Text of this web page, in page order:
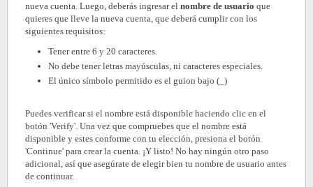
nueva cuenta. Luego, deberás ingresar el nombre de usuario que
quieres que lleve la nueva cuenta, que deberá cumplir con los
siguientes requisitos:
Tener entre 6 y 20 caracteres.
No debe tener letras mayúsculas, ni caracteres especiales.
El único símbolo permitido es el guion bajo (_)
Puedes verificar si el nombre está disponible haciendo clic en el
botón 'Verify'. Una vez que compruebes que el nombre está
disponible y estes conforme con tu elección, presiona el botón
'Continue' para crear la cuenta. ¡Y listo! No hay ningún otro paso
adicional, así que asegúrate de elegir bien tu nombre de usuario antes
de continuar.